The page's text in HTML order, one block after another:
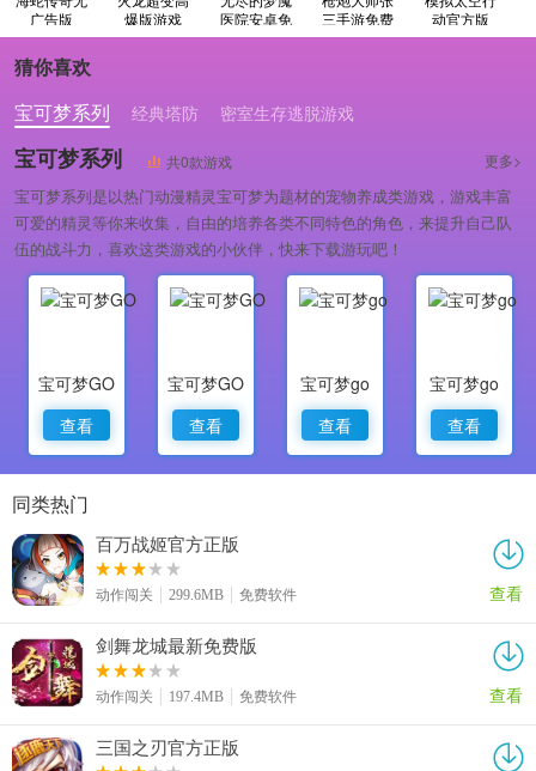
广告版
爆版游戏
医院安卓免
费版
三手游免费
版
动官方版
猜你喜欢
宝可梦系列
经典塔防 密室生存逃脱游戏
宝可梦系列 共0款游戏 更多>
宝可梦系列是以热门动漫精灵宝可梦为题材的宠物养成类游戏，游戏丰富
可爱的精灵等你来收集，自由的培养各类不同特色的角色，来提升自己队
伍的战斗力，喜欢这类游戏的小伙伴，快来下载游玩吧！
宝可梦GO
查看
宝可梦GO
查看
宝可梦go
查看
宝可梦go
查看
同类热门
百万战姬官方正版
动作闯关 299.6MB 免费软件 查看
剑舞龙城最新免费版
动作闯关 197.4MB 免费软件 查看
三国之刃官方正版